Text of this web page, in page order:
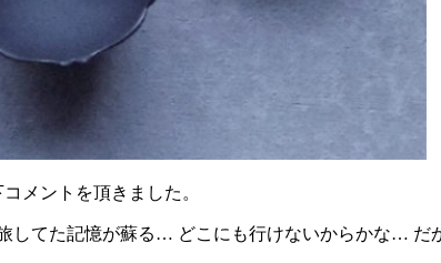
メントを頂きました。
してた記憶が蘇る… どこにも行けないからかな…